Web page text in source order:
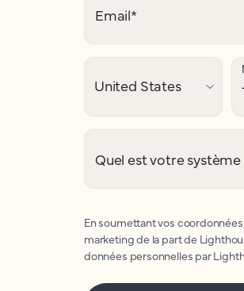
Email*
Quel est votre
En soumettant vos
marketing de la part de
données personnelles par